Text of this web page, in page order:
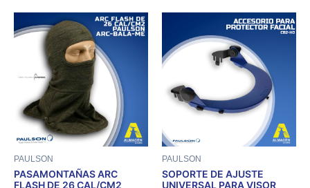
PAULSON
PASAMONTAÑAS ARC
FLASH DE 26 CAL/CM2
PAULSON
SOPORTE DE AJUSTE
UNIVERSAL PARA VISOR